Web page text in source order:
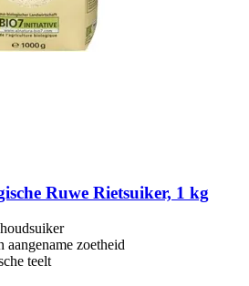
Ruwe Rietsuiker, 1 kg
aangename zoetheid
teelt